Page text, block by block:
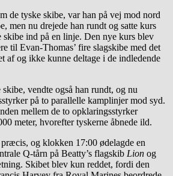
de tyske skibe, var han på vej mod nord
men nu drejede han rundt og satte kurs
skibe ind på en linje. Den nye kurs blev
til Evan-Thomas’ fire slagskibe med det
af og ikke kunne deltage i de indledende
vendte også han rundt, og nu
på to parallelle kamplinjer mod syd.
mellem de to opklaringsstyrker
meter, hvorefter tyskerne åbnede ild.
og klokken 17:00 ødelagde en
Q-tårn på Beatty’s flagskib Lion og
Skibet blev kun reddet, fordi den